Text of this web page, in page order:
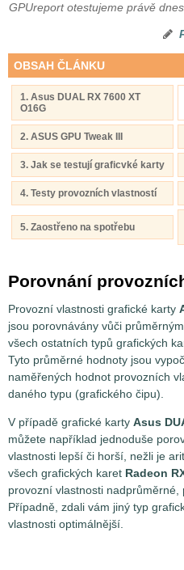
GPUreport otestujeme právě dnes.
OBSAH ČLÁNKU
1. Asus DUAL RX 7600 XT
O16G
2. ASUS GPU Tweak III
3. Jak se testují graficvké karty
4. Testy provozních vlastností
5. Zaostřeno na spotřebu
Porovnání
Provozní vlastnosti grafické karty
jsou porovnávány vůči
všech ostatních typů grafických
Tyto průměrné hodnoty jsou
naměřených hodnot provozních
daného typu (grafického čipu).
V případě grafické karty Asus
můžete například jednoduše
vlastnosti lepší či horší, nežli je
všech grafických karet Radeon
provozní vlastnosti
Případně, zdali vám jiný typ
vlastnosti optimálnější.